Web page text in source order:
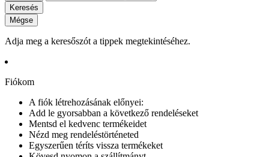
Keresés
Mégse
Adja meg a keresőszót a tippek megtekintéséhez.
Fiókom
A fiók létrehozásának előnyei:
Add le gyorsabban a következő rendeléseket
Mentsd el kedvenc termékeidet
Nézd meg rendeléstörténeted
Egyszerűen téríts vissza termékeket